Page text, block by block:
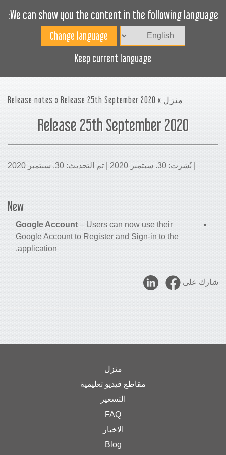
We can show you the content in the following language:
Keep current language
Toggle
navigation
افضل استخدام لمساحة
الشحن
منزل »
Release notes » Release 25th September 2020
Release 25th September 2020
| نُشرت: 30. سبتمبر 2020 | تم التحديث: 30. سبتمبر 2020
New
Google Account – Users can now use their
Google Account to Register and Sign-in to the
application.
شارك على
منزل
مقاطع فيديو تعليمية
التسعير
FAQ
الاخبار
Blog